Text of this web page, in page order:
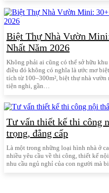
Biệt Thự Nhà Vườn
Nhất Năm 2026
Không phải ai cũng có thể sở hữu
điều đó không có nghĩa là ước mơ
tích từ 100–300m², biệt thự nhà
tiện nghi, gần…
Tư vấn thiết kế thi công
trọng, đẳng cấp
Là một trong những loại hình nhà ở
nhiều yêu cầu về thi công, thiết kế
nhu cầu ngủ nghỉ của con người mà